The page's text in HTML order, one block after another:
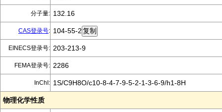
分子量: 132.16
CAS登录号: 104-55-2
EINECS登录号: 203-213-9
FEMA登录号: 2286
InChI: 1S/C9H8O/c10-8-4-7-9-5-2-1-3-6-9/h1-8H
物理化学性质